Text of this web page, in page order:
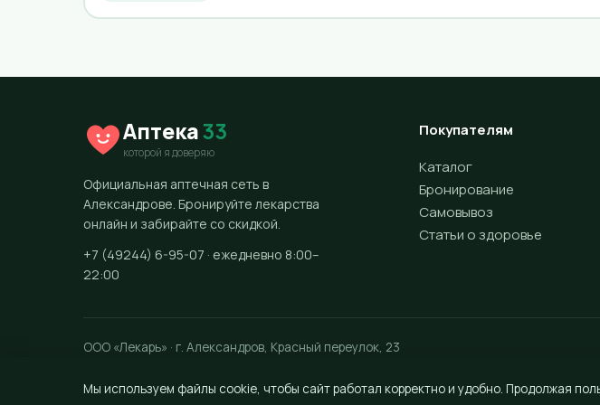
Аптека33
которой я доверяю
Официальная аптечная сеть в
Александрове. Бронируйте лекарства
онлайн и забирайте со скидкой.
+7 (49244) 6-95-07 · ежедневно 8:00–
22:00
Покупателям
Каталог
Бронирование
Самовывоз
Статьи о здоровье
ООО «Лекарь» · г. Александров, Красный переулок, 23
Мы используем файлы cookie, чтобы сайт работал корректно и удобно. Продолжая